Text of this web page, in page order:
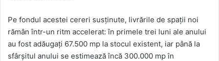
Pe fondul acestei cereri susținute, livrările de spații noi
rămân într-un ritm accelerat: în primele trei luni ale anului
au fost adăugați 67.500 mp la stocul existent, iar până la
sfârșitul anului se estimează încă 300.000 mp în